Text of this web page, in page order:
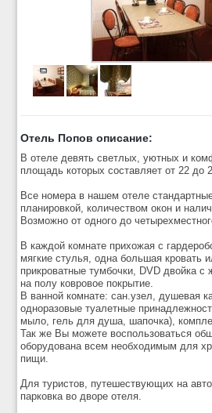
Отель Попов описание:
В отеле девять светлых, уютных и
площадь которых составляет от 22 до
Все номера в нашем отеле
планировкой, количеством окон и
Возможно от одного до
В каждой комнате прихожая с
мягкие стулья, одна большая кровать
прикроватные тумбочки, DVD двойка
на полу ковровое покрытие.
В ванной комнате: сан.узел, душевая
одноразовые туалетные
мыло, гель для душа, шапочка),
Так же Вы можете воспользоваться
оборудована всем необходимым для
пищи.
Для туристов, путешествующих на
парковка во дворе отеля.